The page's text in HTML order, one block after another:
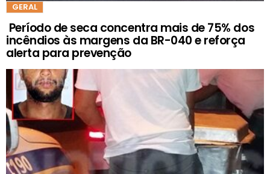
GERAL
Período de seca concentra mais de 75% dos
incêndios às margens da BR-040 e reforça
alerta para prevenção